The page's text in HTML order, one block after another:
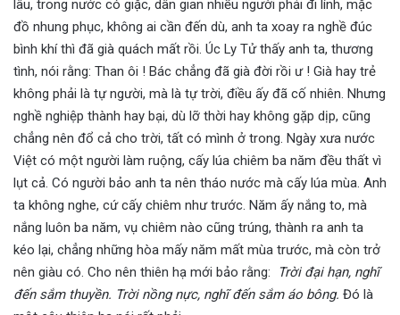
lâu, trong nước có giặc, dân gian nhiều người phải đi lính, mặc
đồ nhung phục, không ai cần đến dù, anh ta xoay ra nghề đúc
bình khí thì đã già quách mất rồi. Úc Ly Tử thấy anh ta, thương
tình, nói rằng: Than ôi ! Bác chẳng đã già đời rồi ư ! Già hay trẻ
không phải là tự người, mà là tự trời, điều ấy đã cố nhiên. Nhưng
nghề nghiệp thành hay bại, dù lỡ thời hay không gặp dịp, cũng
chẳng nên đổ cả cho trời, tất có mình ở trong. Ngày xưa nước
Việt có một người làm ruộng, cấy lúa chiêm ba năm đều thất vì
lụt cả. Có người bảo anh ta nên tháo nước mà cấy lúa mùa. Anh
ta không nghe, cứ cấy chiêm như trước. Năm ấy nắng to, mà
nắng luôn ba năm, vụ chiêm nào cũng trúng, thành ra anh ta
kéo lại, chẳng những hòa mấy năm mất mùa trước, mà còn trở
nên giàu có. Cho nên thiên hạ mới bảo rằng:
Trời đại hạn, nghĩ
đến sắm thuyền. Trời nồng nực, nghĩ đến sắm áo bông. Đó là